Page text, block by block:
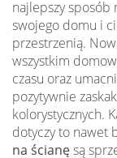
najlepszy sposób
swojego domu i
przestrzenią.
wszystkim
czasu oraz
pozytywnie
kolorystycznych.
dotyczy to nawet
na ścianęsą